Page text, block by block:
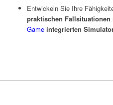
Entwickeln Sie Ihre
praktischen Fallsituationen
Game integrierten